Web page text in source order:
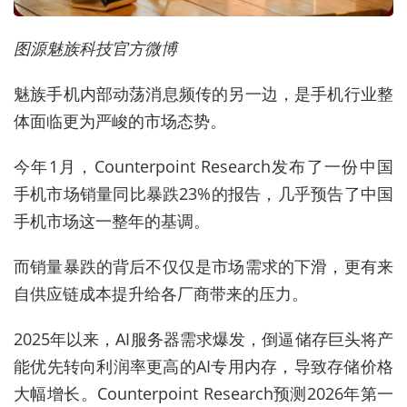
图源魅族科技官方微博
魅族手机内部动荡消息频传的另一边，是手机行业整
体面临更为严峻的市场态势。
今年1月，Counterpoint Research发布了一份中国
手机市场销量同比暴跌23%的报告，几乎预告了中国
手机市场这一整年的基调。
而销量暴跌的背后不仅仅是市场需求的下滑，更有来
自供应链成本提升给各厂商带来的压力。
2025年以来，AI服务器需求爆发，倒逼储存巨头将产
能优先转向利润率更高的AI专用内存，导致存储价格
大幅增长。Counterpoint Research预测2026年第一